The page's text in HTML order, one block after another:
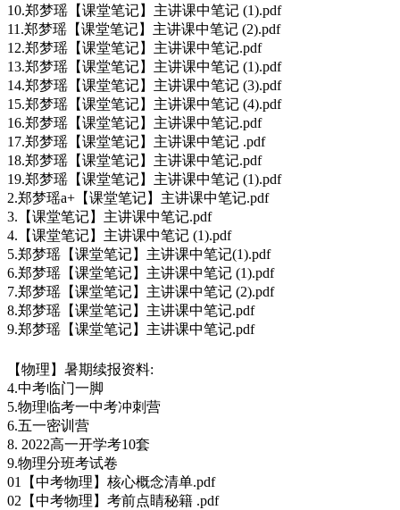
10.郑梦瑶【课堂笔记】主讲课中笔记 (1).pdf
11.郑梦瑶【课堂笔记】主讲课中笔记 (2).pdf
12.郑梦瑶【课堂笔记】主讲课中笔记.pdf
13.郑梦瑶【课堂笔记】主讲课中笔记 (1).pdf
14.郑梦瑶【课堂笔记】主讲课中笔记 (3).pdf
15.郑梦瑶【课堂笔记】主讲课中笔记 (4).pdf
16.郑梦瑶【课堂笔记】主讲课中笔记.pdf
17.郑梦瑶【课堂笔记】主讲课中笔记 .pdf
18.郑梦瑶【课堂笔记】主讲课中笔记.pdf
19.郑梦瑶【课堂笔记】主讲课中笔记 (1).pdf
2.郑梦瑶a+【课堂笔记】主讲课中笔记.pdf
3.【课堂笔记】主讲课中笔记.pdf
4.【课堂笔记】主讲课中笔记 (1).pdf
5.郑梦瑶【课堂笔记】主讲课中笔记(1).pdf
6.郑梦瑶【课堂笔记】主讲课中笔记 (1).pdf
7.郑梦瑶【课堂笔记】主讲课中笔记 (2).pdf
8.郑梦瑶【课堂笔记】主讲课中笔记.pdf
9.郑梦瑶【课堂笔记】主讲课中笔记.pdf
【物理】暑期续报资料:
4.中考临门一脚
5.物理临考一中考冲刺营
6.五一密训营
8. 2022高一开学考10套
9.物理分班考试卷
01【中考物理】核心概念清单.pdf
02【中考物理】考前点睛秘籍 .pdf